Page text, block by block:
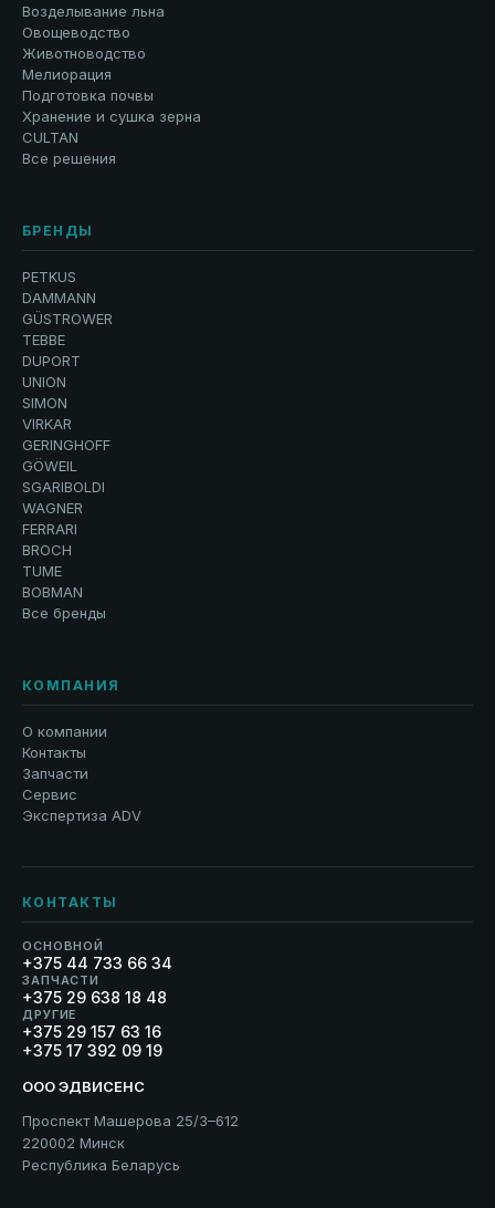
Возделывание льна
Овощеводство
Животноводство
Мелиорация
Подготовка почвы
Хранение и сушка зерна
CULTAN
Все решения
БРЕНДЫ
PETKUS
DAMMANN
GÜSTROWER
TEBBE
DUPORT
UNION
SIMON
VIRKAR
GERINGHOFF
GÖWEIL
SGARIBOLDI
WAGNER
FERRARI
BROCH
TUME
BOBMAN
Все бренды
КОМПАНИЯ
О компании
Контакты
Запчасти
Сервис
Экспертиза ADV
КОНТАКТЫ
ОСНОВНОЙ
+375 44 733 66 34
ЗАПЧАСТИ
+375 29 638 18 48
ДРУГИЕ
+375 29 157 63 16
+375 17 392 09 19
ООО ЭДВИСЕНС
Проспект Машерова 25/3–612
220002 Минск
Республика Беларусь